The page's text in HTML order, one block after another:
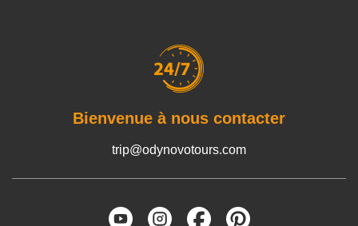
Bienvenue à nous contacter
trip@odynovotours.com